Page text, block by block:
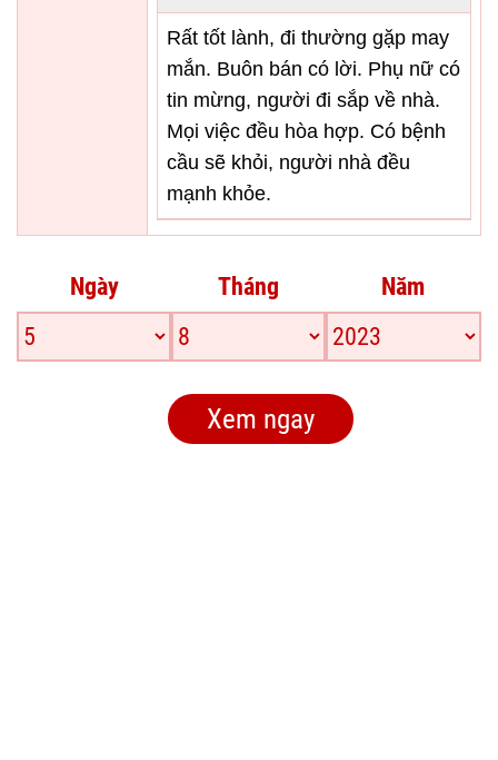
Rất tốt lành, đi thường gặp may
mắn. Buôn bán có lời. Phụ nữ có
tin mừng, người đi sắp về nhà.
Mọi việc đều hòa hợp. Có bệnh
cầu sẽ khỏi, người nhà đều
mạnh khỏe.
Ngày Tháng Năm
Xem ngay